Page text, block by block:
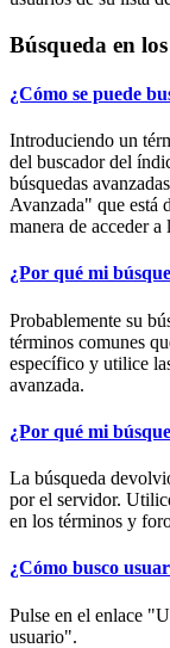
Búsqueda en
¿Cómo se puede
Introduciendo un
del buscador del
búsquedas
Avanzada" que está
manera de acceder
¿Por qué mi
Probablemente su
términos comunes
específico y utilice
avanzada.
¿Por qué mi
La búsqueda
por el servidor.
en los términos y
¿Cómo busco
Pulse en el enlace
usuario".